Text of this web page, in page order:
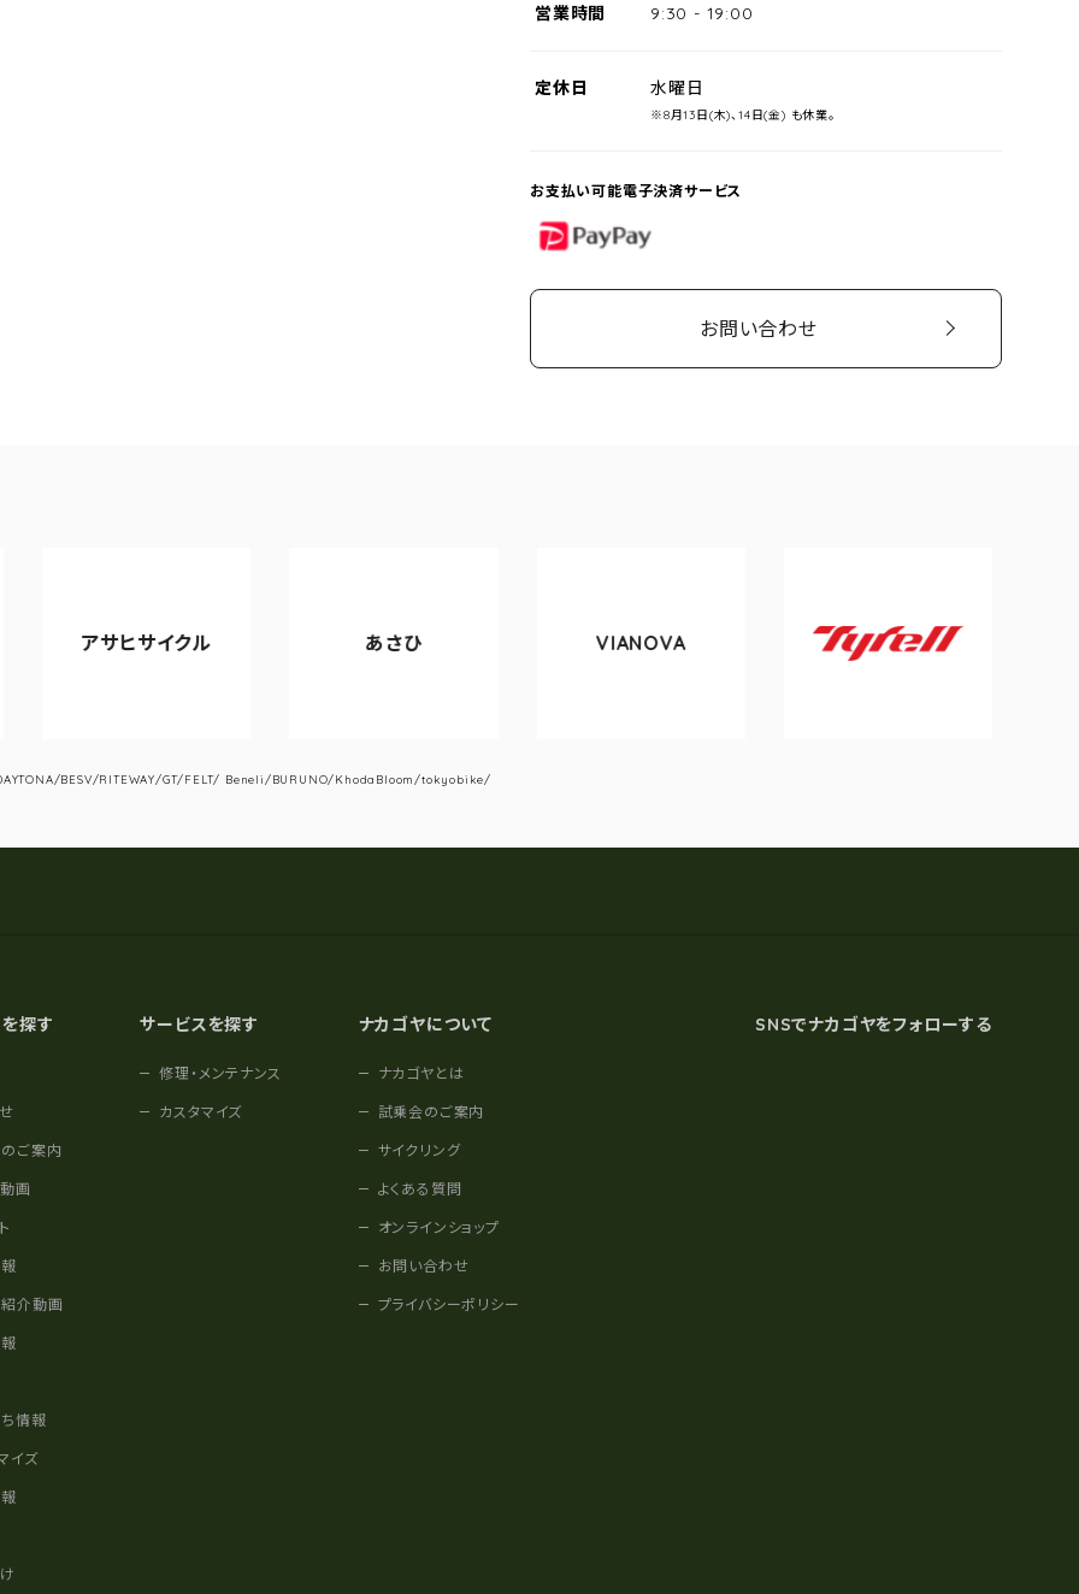
営業時間 9:30 - 19:00
定休日 水曜日
※8月13日(木)、14日(金) も休業。
お支払い可能電子決済サービス
PayPay
お問い合わせ
アサヒサイクル あさひ VIANOVA
Tyrell
BESV/RITEWAY/GT/FELT/ Beneli/BURUNO/KhodaBloom/tokyobike/
探す
ご案内
画
介動画
情報
イズ
サービスを探す
修理・メンテナンス
カスタマイズ
ナカゴヤについて
ナカゴヤとは
試乗会のご案内
サイクリング
よくある質問
オンラインショップ
お問い合わせ
プライバシーポリシー
SNSでナカゴヤをフォローする